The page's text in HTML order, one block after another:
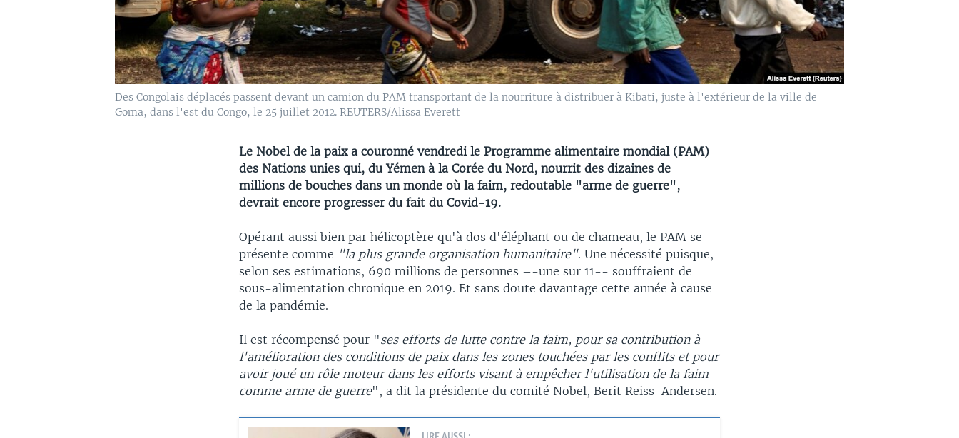
Des Congolais déplacés passent devant un camion du PAM transportant de la nourriture à distribuer à Kibati, juste à l'extérieur de la ville de
Goma, dans l'est du Congo, le 25 juillet 2012. REUTERS/Alissa Everett
Le Nobel de la paix a couronné vendredi le Programme alimentaire mondial (PAM)
des Nations unies qui, du Yémen à la Corée du Nord, nourrit des dizaines de
millions de bouches dans un monde où la faim, redoutable "arme de guerre",
devrait encore progresser du fait du Covid-19.
Opérant aussi bien par hélicoptère qu'à dos d'éléphant ou de chameau, le PAM se
présente comme "la plus grande organisation humanitaire". Une nécessité puisque,
selon ses estimations, 690 millions de personnes –-une sur 11-- souffraient de
sous-alimentation chronique en 2019. Et sans doute davantage cette année à cause
de la pandémie.
Il est récompensé pour "ses efforts de lutte contre la faim, pour sa contribution à
l'amélioration des conditions de paix dans les zones touchées par les conflits et pour
avoir joué un rôle moteur dans les efforts visant à empêcher l'utilisation de la faim
comme arme de guerre", a dit la présidente du comité Nobel, Berit Reiss-Andersen.